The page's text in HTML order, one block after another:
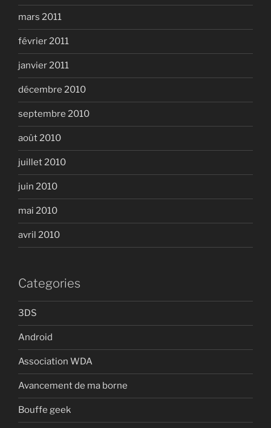
mars 2011
février 2011
janvier 2011
décembre 2010
septembre 2010
août 2010
juillet 2010
juin 2010
mai 2010
avril 2010
Categories
3DS
Android
Association WDA
Avancement de ma borne
Bouffe geek